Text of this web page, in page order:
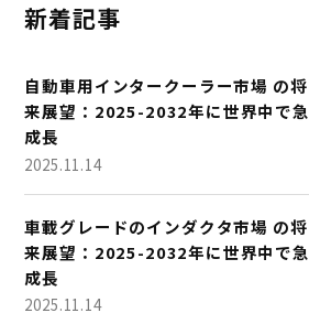
新着記事
自動車用インタークーラー市場 の将
来展望：2025-2032年に世界中で急
成長
2025.11.14
車載グレードのインダクタ市場 の将
来展望：2025-2032年に世界中で急
成長
2025.11.14